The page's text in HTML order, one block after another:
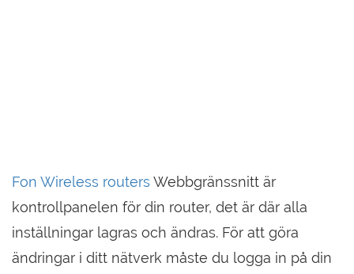
Fon Wireless routers Webbgränssnitt är
kontrollpanelen för din router, det är där alla
inställningar lagras och ändras. För att göra
ändringar i ditt nätverk måste du logga in på din